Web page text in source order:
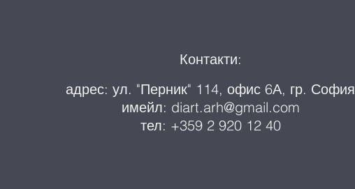
Контакти:
адрес: ул. "Перник" 114, офис 6А, гр. София
имейл: diart.arh@gmail.com
тел: +359 2 920 12 40